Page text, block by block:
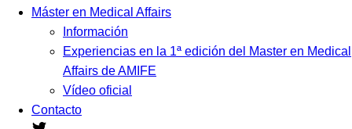
Máster en Medical Affairs
Información
Experiencias en la 1ª edición del Master en Medical
Affairs de AMIFE
Vídeo oficial
Contacto